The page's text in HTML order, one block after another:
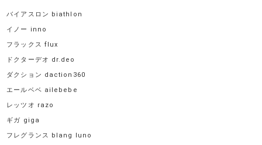
バイアスロン biathlon
イノー inno
フラックス flux
ドクターデオ dr.deo
ダクション daction360
エールベベ ailebebe
レッツオ razo
ギガ giga
フレグランス blang luno